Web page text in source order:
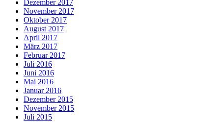
Dezember 2017
November 2017
Oktober 2017
August 2017
April 2017
März 2017
Februar 2017
Juli 2016
Juni 2016
Mai 2016
Januar 2016
Dezember 2015
November 2015
Juli 2015